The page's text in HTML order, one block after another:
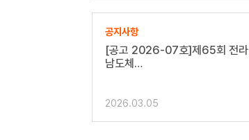
공지사항
[공고 2026-05호] 제65회 전라
남도…
2026.03.05